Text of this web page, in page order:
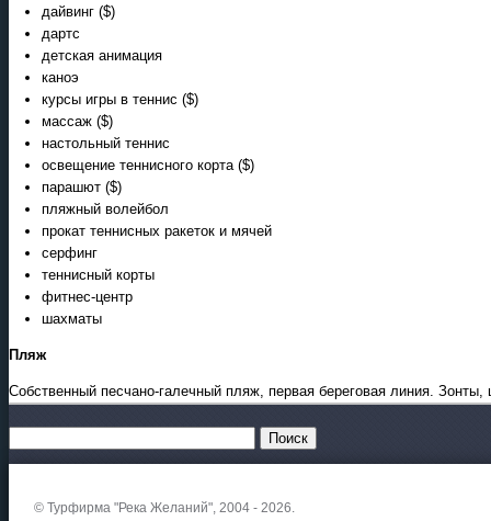
дайвинг ($)
дартс
детская анимация
каноэ
курсы игры в теннис ($)
массаж ($)
настольный теннис
освещение теннисного корта ($)
парашют ($)
пляжный волейбол
прокат теннисных ракеток и мячей
серфинг
теннисный корты
фитнес-центр
шахматы
Пляж
Собственный песчано-галечный пляж, первая береговая линия.
© Турфирма "Река Желаний", 2004 - 2026.